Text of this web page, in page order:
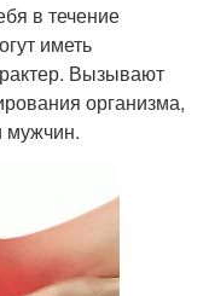
в течение
иметь
Вызывают
организма,
мужчин.